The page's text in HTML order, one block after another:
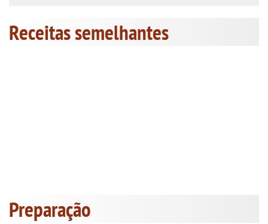
Receitas semelhantes
Preparação